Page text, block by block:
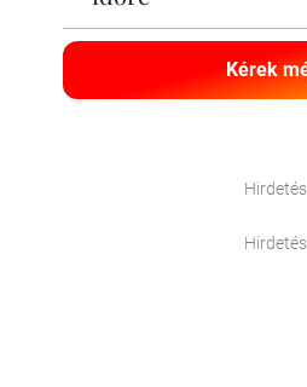
Kérek
Hirdetés
Hirdetés